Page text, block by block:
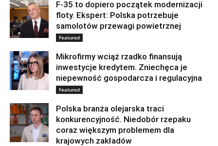
F-35 to dopiero początek modernizacji
floty. Ekspert: Polska potrzebuje
samolotów przewagi powietrznej
Featured
Mikrofirmy wciąż rzadko finansują
inwestycje kredytem. Zniechęca je
niepewność gospodarcza i regulacyjna
Featured
Polska branża olejarska traci
konkurencyjność. Niedobór rzepaku
coraz większym problemem dla
krajowych zakładów